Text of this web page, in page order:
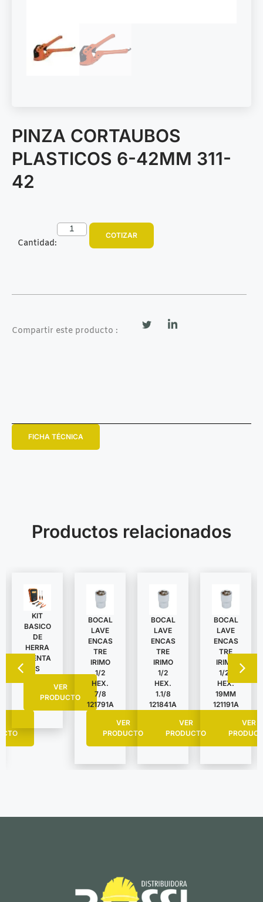
PINZA CORTAUBOS
PLASTICOS 6-42MM 311-
42
Cantidad:
COTIZAR
Compartir este producto :
FICHA TÉCNICA
Productos relacionados
KIT
BASICO
DE
HERRA
MIENTA
S
VER
PRODUCTO
BOCAL
LAVE
ENCAS
TRE
IRIMO
1/2
HEX.
7/8
121791A
VER
PRODUCTO
BOCAL
LAVE
ENCAS
TRE
IRIMO
1/2
HEX.
1.1/8
121841A
VER
PRODUCTO
BOCAL
LAVE
ENCAS
TRE
IRIMO
1/2″
HEX.
19MM
121191A
VER